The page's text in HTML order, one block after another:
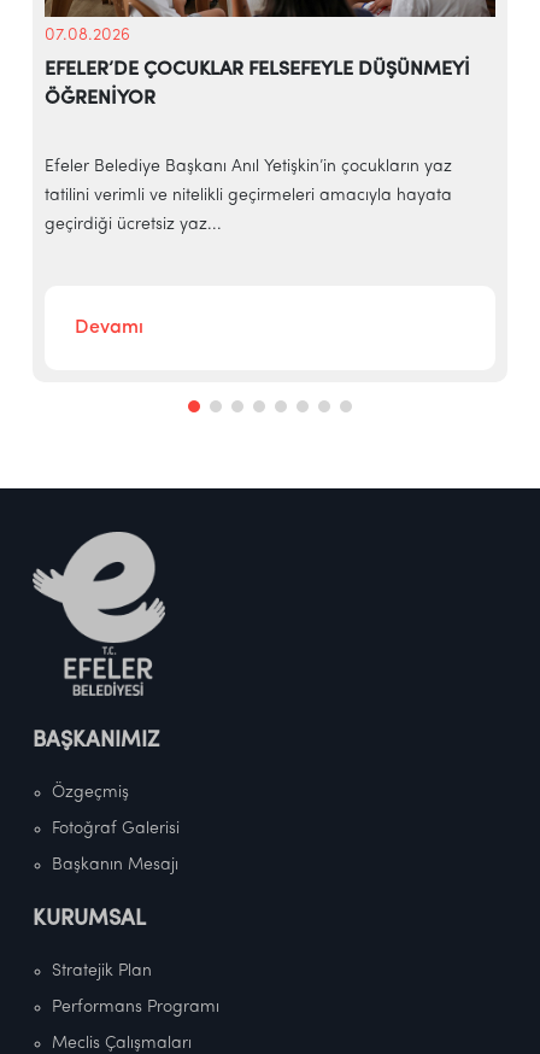
07.08.2026
EFELER’DE ÇOCUKLAR FELSEFEYLE DÜŞÜNMEYİ
ÖĞRENİYOR
Efeler Belediye Başkanı Anıl Yetişkin’in çocukların yaz
tatilini verimli ve nitelikli geçirmeleri amacıyla hayata
geçirdiği ücretsiz yaz...
Devamı
BAŞKANIMIZ
Özgeçmiş
Fotoğraf Galerisi
Başkanın Mesajı
KURUMSAL
Stratejik Plan
Performans Programı
Meclis Çalışmaları